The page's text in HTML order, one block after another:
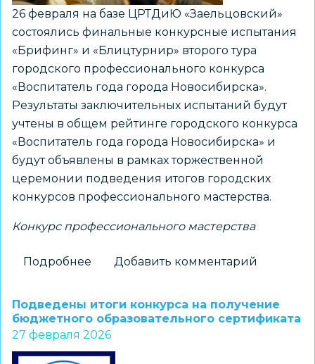
26 февраля на базе ЦРТДиЮ «Заельцовский»
состоялись финальные конкурсные испытания
«Брифинг» и «Блицтурнир» второго тура
городского профессионального конкурса
«Воспитатель года города Новосибирска».
Результаты заключительных испытаний будут
учтены в общем рейтинге городского конкурса
«Воспитатель года города Новосибирска» и
будут объявлены в рамках торжественной
церемонии подведения итогов городских
конкурсов профессионального мастерства.
Конкурс профессионального мастерства
Подробнее
тур
городского
профессионального
Добавить комментарий
Подведены итоги конкурса на получение
бюджетного образовательного сертификата
27 февраля 2026